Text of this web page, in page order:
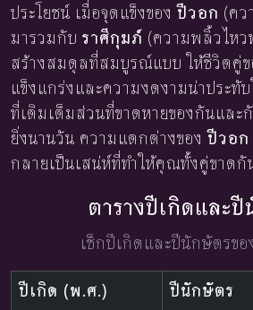
ประโยชน์ เมื่อจุดแข็งของปีวอก (ค
มารวมกับ ราศีกุมภ์ (ความพลิ้วไหว
สร้างสมดุลที่สมบูรณ์แบบ ให้ชีวิตคู่
แข็งแกร่งและความงดงามน่าประทั
ที่เติมเต็มส่วนที่ขาดหายของกันและ
ยิ่งนานวัน ความแตกต่างของปีวอก
กลายเป็นเสน่ห์ที่ทำให้คุณทั้งคู่ขาดกั
ตารางปีเกิดและ
เช็กปีเกิดและปีนักษัตรข
ปีเกิด (พ.ศ.)
ปีนักษัตร